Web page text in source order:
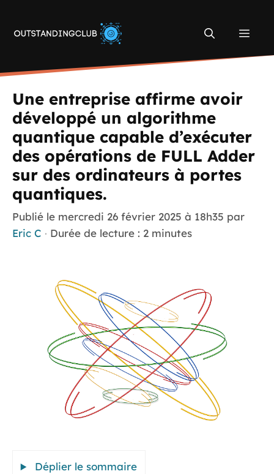
contenu
Une entreprise affirme avoir
développé un algorithme
quantique capable d’exécuter
des opérations de FULL Adder
sur des ordinateurs à portes
quantiques.
Publié le mercredi 26 février 2025 à 18h35 par
Eric C · Durée de lecture : 2 minutes
Déplier le sommaire